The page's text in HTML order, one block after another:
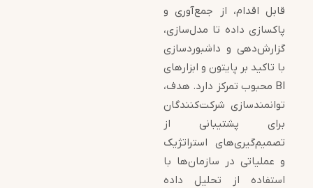
قابل اقدام، از جمع‌آوری و
پاکسازی داده تا مدل‌سازی،
گزارش‌دهی و داشبوردسازی
با تاکید بر پایتون و ابزارهای
BI محبوب تمرکز دارد. هدف،
توانمندسازی شرکت‌کنندگان
برای پشتیبانی از
تصمیم‌گیری‌های استراتژیک
و عملیاتی در سازمان‌ها با
استفاده از تحلیل داده